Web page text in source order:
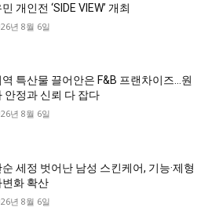
개인전 ‘SIDE VIEW’ 개최
년 8월 6일
역 특산물 끌어안은 F&B 프랜차이즈…원
안정과 신뢰 다 잡다
년 8월 6일
순 세정 벗어난 남성 스킨케어, 기능·제형
변화 확산
년 8월 6일